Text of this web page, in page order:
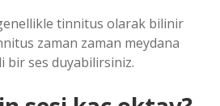
tinnitus olarak bilinir
zaman zaman meydana
bir ses duyabilirsiniz.